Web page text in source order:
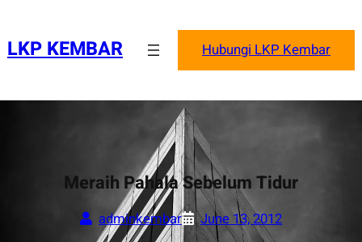
content
LKP KEMBAR Hubungi LKP Kembar
Meraih Pahala Sebelum Tidur
adminkembar June 13, 2012